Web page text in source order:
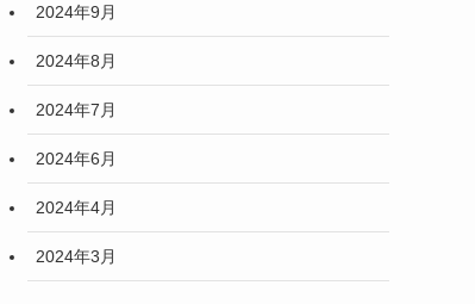
2024年9月
2024年8月
2024年7月
2024年6月
2024年4月
2024年3月